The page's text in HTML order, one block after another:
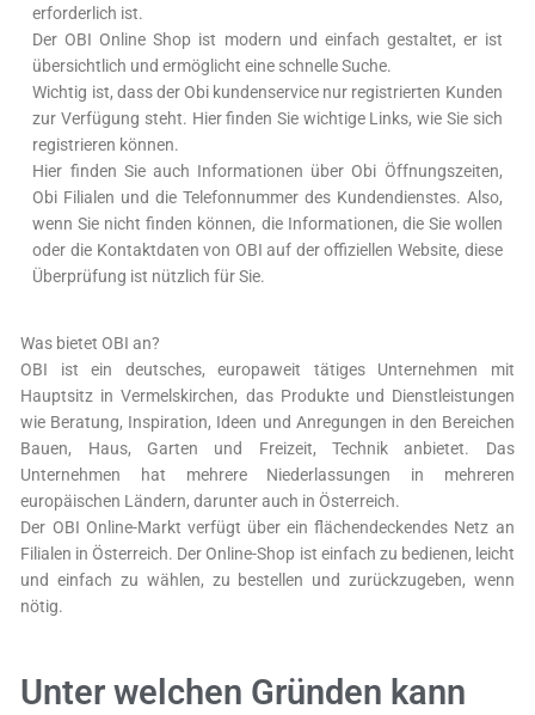
erforderlich ist.
Der OBI Online Shop ist modern und einfach gestaltet, er ist
übersichtlich und ermöglicht eine schnelle Suche.
Wichtig ist, dass der Obi kundenservice nur registrierten Kunden
zur Verfügung steht. Hier finden Sie wichtige Links, wie Sie sich
registrieren können.
Hier finden Sie auch Informationen über Obi Öffnungszeiten,
Obi Filialen und die Telefonnummer des Kundendienstes. Also,
wenn Sie nicht finden können, die Informationen, die Sie wollen
oder die Kontaktdaten von OBI auf der offiziellen Website, diese
Überprüfung ist nützlich für Sie.
Was bietet OBI an?
OBI ist ein deutsches, europaweit tätiges Unternehmen mit
Hauptsitz in Vermelskirchen, das Produkte und Dienstleistungen
wie Beratung, Inspiration, Ideen und Anregungen in den Bereichen
Bauen, Haus, Garten und Freizeit, Technik anbietet. Das
Unternehmen hat mehrere Niederlassungen in mehreren
europäischen Ländern, darunter auch in Österreich.
Der OBI Online-Markt verfügt über ein flächendeckendes Netz an
Filialen in Österreich. Der Online-Shop ist einfach zu bedienen, leicht
und einfach zu wählen, zu bestellen und zurückzugeben, wenn
nötig.
Unter welchen Gründen kann